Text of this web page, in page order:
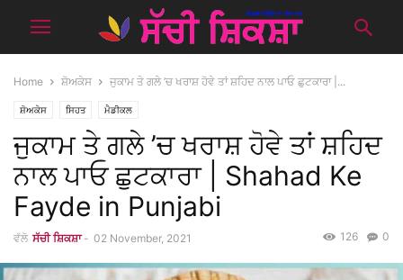
Home ਸ਼ੋਅਕੇਸ ਜੁਕਾਮ ਤੇ ਗਲੇ ’ਚ ਖਰਾਸ਼ ਹੋਵੇ ਤਾਂ ਸ਼ਹਿਦ ਨਾਲ ਪਾਓ ਛੁਟਕਾਰਾ |...
ਸ਼ੋਅਕੇਸ ਸਿਹਤ ਮੈਡੀਕਲ
ਜੁਕਾਮ ਤੇ ਗਲੇ ’ਚ ਖਰਾਸ਼ ਹੋਵੇ ਤਾਂ ਸ਼ਹਿਦ
ਨਾਲ ਪਾਓ ਛੁਟਕਾਰਾ | Shahad Ke
Fayde in Punjabi
ਵੱਲੋ ਸੱਚੀ ਸ਼ਿਕਸ਼ਾ - 02 November, 2021 0
126